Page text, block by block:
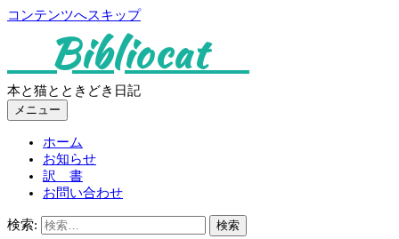
コンテンツへスキップ
Bibliocat
本と猫とときどき日記
メニュー
ホーム
お知らせ
訳 書
お問い合わせ
検索: